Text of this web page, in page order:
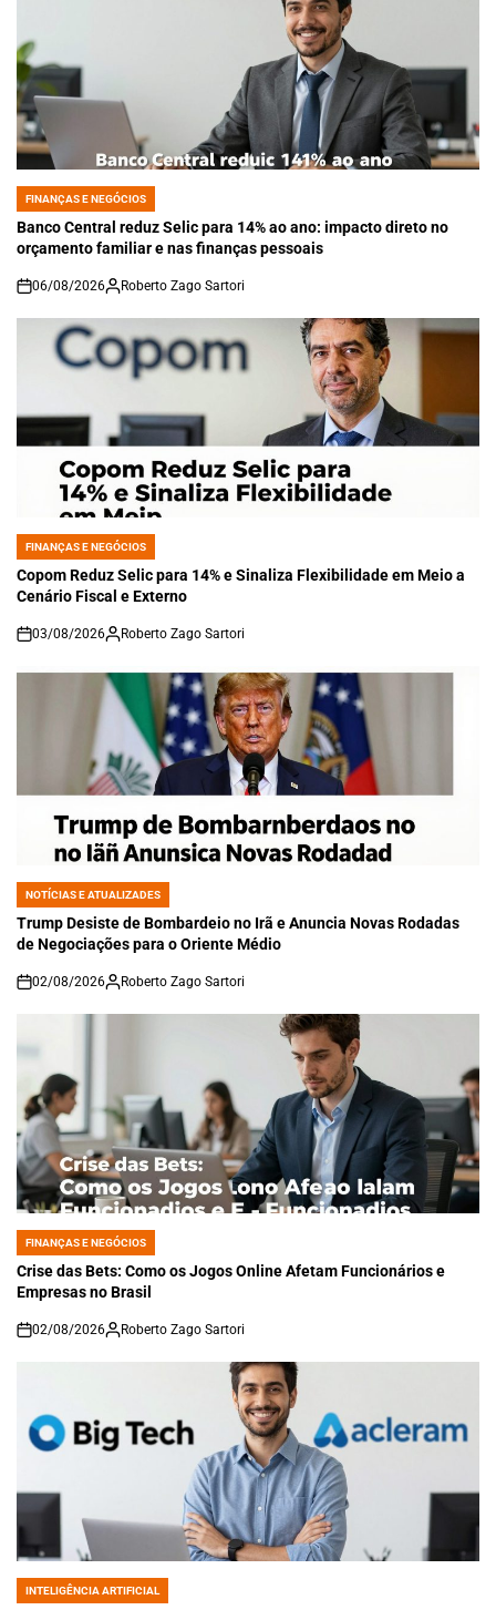
POSTED
IN
FINANÇAS E NEGÓCIOS
Banco Central reduz Selic para 14% ao ano: impacto direto no
orçamento familiar e nas finanças pessoais
on
06/08/2026 Roberto Zago Sartori
POSTED
IN
FINANÇAS E NEGÓCIOS
Copom Reduz Selic para 14% e Sinaliza Flexibilidade em Meio a
Cenário Fiscal e Externo
on
03/08/2026 Roberto Zago Sartori
POSTED
IN
NOTÍCIAS E ATUALIZADES
Trump Desiste de Bombardeio no Irã e Anuncia Novas Rodadas
de Negociações para o Oriente Médio
on
02/08/2026 Roberto Zago Sartori
POSTED
IN
FINANÇAS E NEGÓCIOS
Crise das Bets: Como os Jogos Online Afetam Funcionários e
Empresas no Brasil
on
02/08/2026 Roberto Zago Sartori
POSTED
INTELIGÊNCIA ARTIFICIAL